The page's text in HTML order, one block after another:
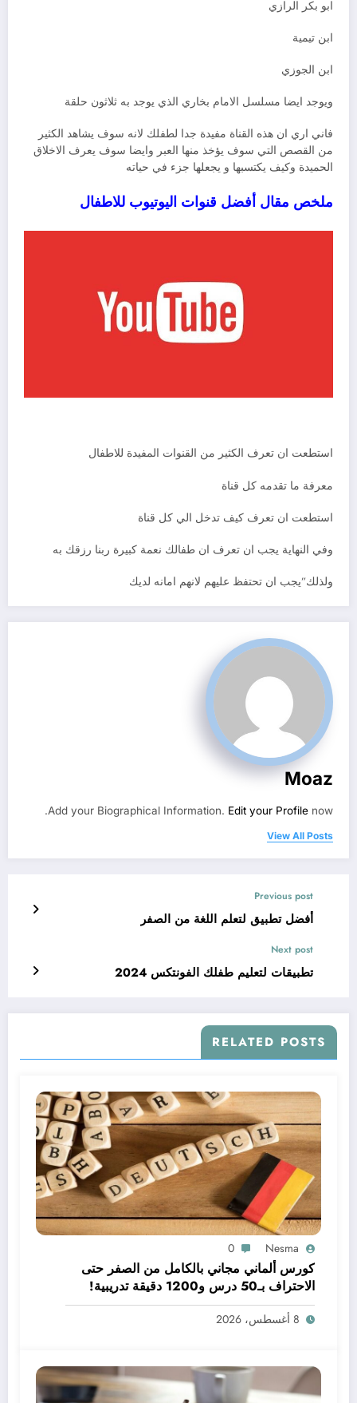
ابو بكر الرازي
ابن تيمية
ابن الجوزي
ويوجد ايضا مسلسل الامام بخاري الذي يوجد به ثلاثون حلقة
فاني اري ان هذه القناة مفيدة جدا لطفلك لانه سوف يشاهد الكثير
من القصص التي سوف يؤخذ منها العبر وايضا سوف يعرف الاخلاق
الحميدة وكيف يكتسبها و يجعلها جزء في حياته
ملخص مقال أفضل قنوات اليوتيوب للاطفال
استطعت ان تعرف الكثير من القنوات المفيدة للاطفال
معرفة ما تقدمه كل قناة
استطعت ان تعرف كيف تدخل الي كل قناة
وفي النهاية يجب ان تعرف ان طفالك نعمة كبيرة ربنا رزقك به
ولذلك”يجب ان تحتفظ عليهم لانهم امانه لديك
Moaz
Add your Biographical Information. Edit your Profile now.
View All Posts
Previous post
أفضل تطبيق لتعلم اللغة من الصفر
Next post
تطبيقات لتعليم طفلك الفونتكس 2024
RELATED POSTS
Nesma
0
كورس ألماني مجاني بالكامل من الصفر حتى
الاحتراف بـ50 درس و1200 دقيقة تدريبية!
8 أغسطس، 2026